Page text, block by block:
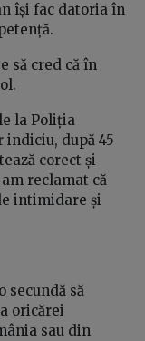
își fac datoria în
să cred că în
la Poliția
indiciu, după 45
corect și
reclamat că
intimidare și
secundă să
oricărei
sau din